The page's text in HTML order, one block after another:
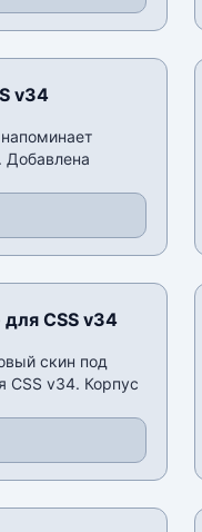
v34
Добавлена
CSS v34
скин под
CSS v34. Корпус